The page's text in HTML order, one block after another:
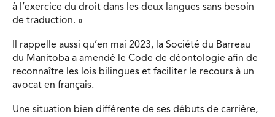
à l’exercice du droit dans les deux langues sans besoin
de traduction. »
Il rappelle aussi qu’en mai 2023, la Société du Barreau
du Manitoba a amendé le Code de déontologie afin de
reconnaître les lois bilingues et faciliter le recours à un
avocat en français.
Une situation bien différente de ses débuts de carrière,